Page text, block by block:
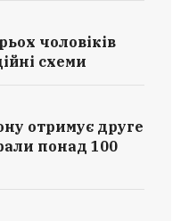
чоловіків
схеми
отримує друге
понад 100